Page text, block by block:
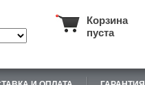
Корзина
пуста